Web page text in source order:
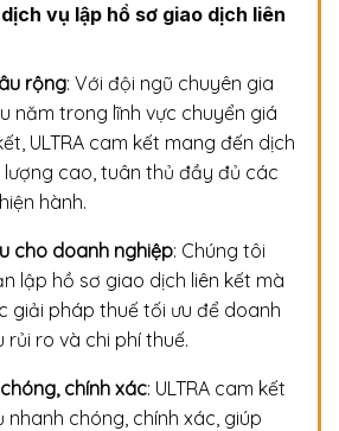
vụ lập hồ sơ giao dịch liên
rộng: Với đội ngũ chuyên gia
năm trong lĩnh vực chuyển giá
ULTRA cam kết mang đến dịch
cao, tuân thủ đầy đủ các
hành.
cho doanh nghiệp: Chúng tôi
lập hồ sơ giao dịch liên kết mà
giải pháp thuế tối ưu để doanh
rủi ro và chi phí thuế.
chính xác: ULTRA cam kết
nhanh chóng, chính xác, giúp